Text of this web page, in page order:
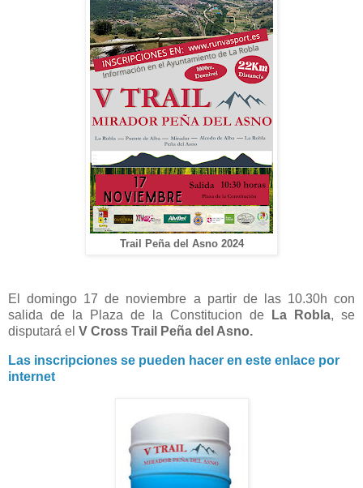
Trail Peña del Asno 2024
El domingo 17 de noviembre a partir de las 10.30h con
salida de la Plaza de la Constitucion de
La Robla, se
disputará el V Cross Trail Peña del Asno.
Las inscripciones se pueden hacer en este enlace por
internet